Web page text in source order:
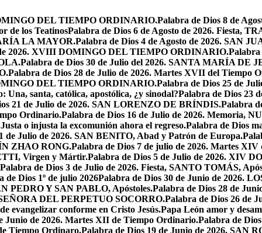
DEL TIEMPO ORDINARIO.Palabra de Dios 8 de
de los TeatinosPalabra de Dios 6 de Agosto de 2026. Fiesta,
LA MAYOR.Palabra de Dios 4 de Agosto de 2026. SAN
2026. XVIII DOMINGO DEL TIEMPO ORDINARIO.Palabra
Palabra de Dios 30 de Julio del 2026. SANTA MARÍA DE
Palabra de Dios 28 de Julio de 2026. Martes XVII del Tiempo
DEL TIEMPO ORDINARIO.Palabra de Dios 25 de
Una, santa, católica, apostólica, ¿y sinodal?Palabra de Dios 23
21 de Julio de 2026. SAN LORENZO DE BRÍNDIS.Palabra
Ordinario.Palabra de Dios 16 de Julio de 2026. Memoria,
Justa o injusta la excomunión ahora el regreso.Palabra de Dios
de Julio de 2026. SAN BENITO, Abad y Patrón de Europa.
ZHAO RONG.Palabra de Dios 7 de julio de 2026. Martes
Virgen y Mártir.Palabra de Dios 5 de Julio de 2026. XIV
Palabra de Dios 3 de Julio de 2026. Fiesta, SANTO TOMÁS,
de Dios 1º de julio 2026Palabra de Dios 30 de Junio de 2026.
PEDRO Y SAN PABLO, Apóstoles.Palabra de Dios 28 de
DEL PERPETUO SOCORRO.Palabra de Dios 26 de
evangelizar conforme en Cristo Jesús.Papa León amor y
Junio de 2026. Martes XII de Tiempo Ordinario.Palabra de
Tiempo Ordinaro.Palabra de Dios 19 de Junio de 2026. SAN